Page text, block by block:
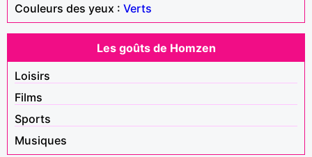
Couleurs des yeux : Verts
Les goûts de Homzen
Loisirs
Films
Sports
Musiques